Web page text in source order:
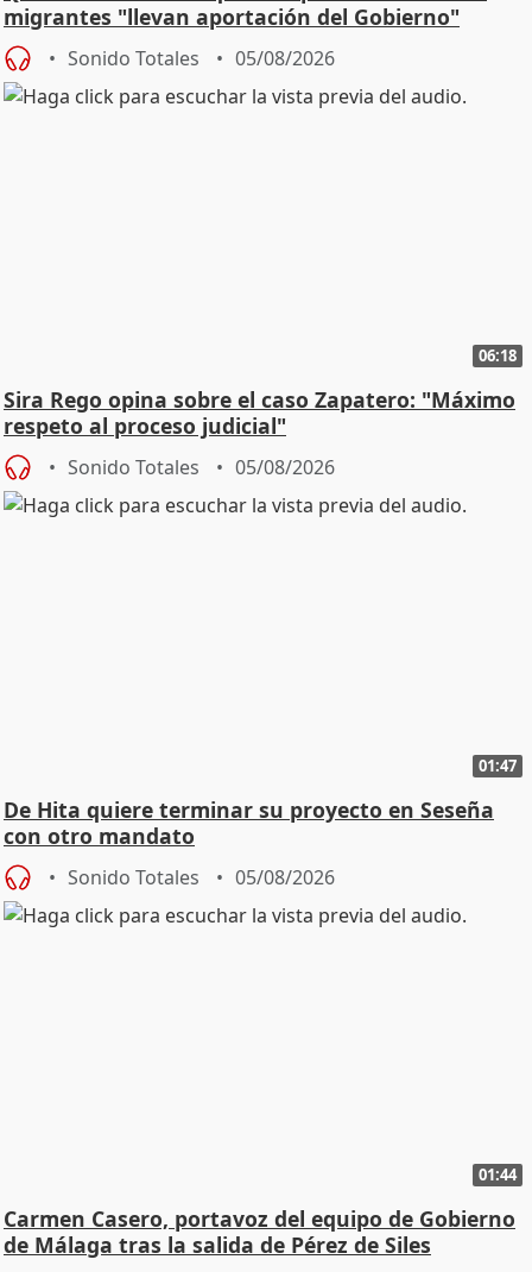
migrantes "llevan aportación del Gobierno"
central
Sonido Totales 05/08/2026
06:18
Sira Rego opina sobre el caso Zapatero: "Máximo
respeto al proceso judicial"
Sonido Totales 05/08/2026
01:47
De Hita quiere terminar su proyecto en Seseña
con otro mandato
Sonido Totales 05/08/2026
01:44
Carmen Casero, portavoz del equipo de Gobierno
de Málaga tras la salida de Pérez de Siles